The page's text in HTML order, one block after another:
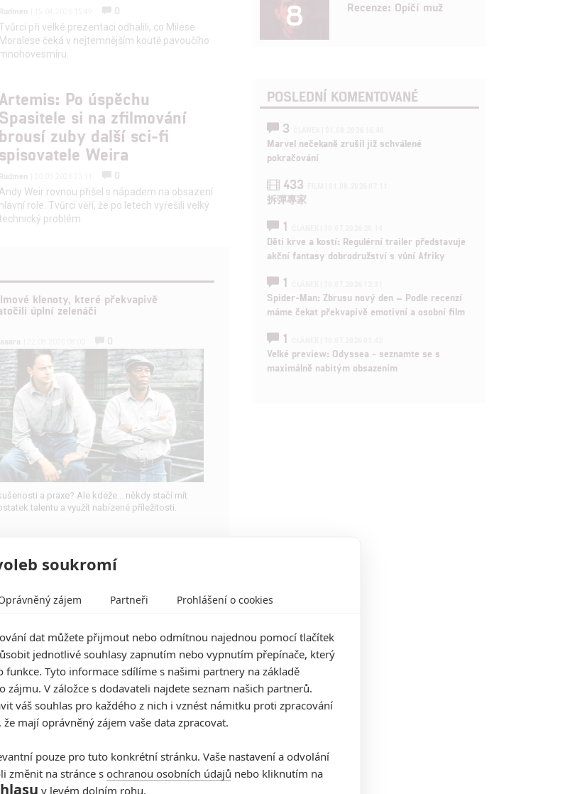
Rudmen
0
Tvůrci při velké prezentaci odhalili, co Milese
Moralese čeká v nejtemnějším koutě pavoučího
mnohovesmíru.
Artemis: Po úspěchu
Spasitele si na zfilmování
brousí zuby další sci-fi
spisovatele Weira
Rudmen
0
Andy Weir rovnou přišel s nápadem na obsazení
hlavní role. Tvůrci věří, že po letech vyřešili velký
technický problém.
klenoty, které překvapivě
úplní zelenáči
a praxe? Ale kdeže... někdy stačí mít
talentu a využít nabízené příležitosti.
Reynolds míří do
plné monster
| 03.03.2026 12:00
0
Když svět zaplaví příšery, je docela těžké
dítěti vysvětlovat, že se nemusí bát
bubáka pod postelí.
Ryan Gosling je
8 Recenze: Opičí muž
POSLEDNÍ KOMENTOVANÉ
3
Marvel nečekaně zrušil již schválené
pokračování
433
拆彈專家
1
Děti krve a kostí: Regulérní trailer představuje
akční fantasy dobrodružství s vůní Afriky
1
Spider-Man: Zbrusu nový den – Podle recenzí
máme čekat překvapivě emotivní a osobní film
1
Velké preview: Odyssea - seznamte se s
maximálně nabitým obsazením
soukromí
zájem Partneři Prohlášení o cookies
dat můžete přijmout nebo odmítnou najednou pomocí tlačítek
jednotlivé souhlasy zapnutím nebo vypnutím přepínače, který
funkce. Tyto informace sdílíme s našimi partnery na základě
zájmu. V záložce s dodavateli najdete seznam našich partnerů.
váš souhlas pro každého z nich i vznést námitku proti zpracování
mají oprávněný zájem vaše data zpracovat.
pouze pro tuto konkrétní stránku. Vaše nastavení a odvolání
změnit na stránce sochranou osobních údajů nebo kliknutím na
v levém dolním rohu.